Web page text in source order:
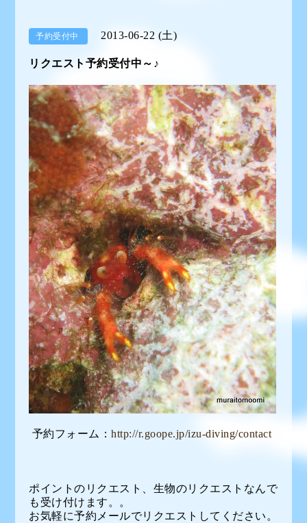
予約受付中 2013-06-22 (土)
リクエスト予約受付中～♪
予約フォーム：http://r.goope.jp/izu-diving/contact
ポイントのリクエスト、生物のリクエストなんで
も受け付けます。。
お気軽に予約メールでリクエストしてください。